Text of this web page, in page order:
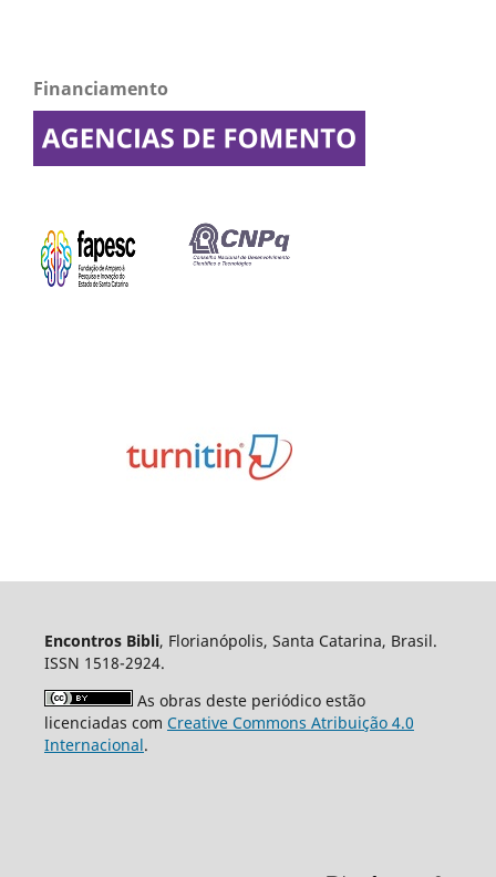
Financiamento
Encontros Bibli, Florianópolis, Santa Catarina, Brasil.
ISSN 1518-2924.
As obras deste periódico estão
licenciadas com Creative Commons Atribuição 4.0
Internacional.